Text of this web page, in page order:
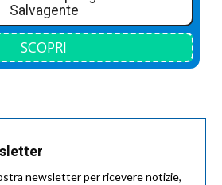
Salvagente
SCOPRI
newsletter per ricevere notizie,